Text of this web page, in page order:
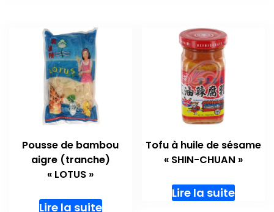
Pousse de bambou
aigre (tranche)
« LOTUS »
Lire la suite
Tofu à huile de sésame
« SHIN-CHUAN »
Lire la suite